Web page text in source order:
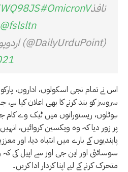
نافذ#OmicronV
@fslsltn
— UrduPoint اردوپوائنٹ (@DailyUrduPoint)
اس نے تمام نجی اسکولوں، اداروں،
سروسز کو بند کرنے کا بھی اعلان کیا
ہوٹلوں، ریستورانوں میں ٹیک وے کام
پر زور دیا کہ وہ ویکسین کروائیں،
پابندیوں کے بارے میں انتباہ دیا، اور
سوسائٹی اور این جی اوز سے اپیل کی
متحرک کرنے کے لیے اپنا کردار ادا کریں۔